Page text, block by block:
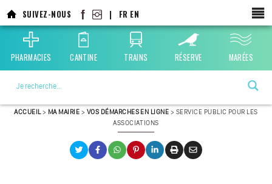
au
contenu
principal
SUIVEZ-NOUS | FR EN
PHARMACIES CANTINE TRAINS RÉSERVE MARÉES
ACCUEIL> MA MAIRIE > VOS DÉMARCHES EN LIGNE > SERVICE PUBLIC POUR LES
ASSOCIATIONS